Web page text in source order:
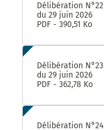
Délibération
du 29 juin 2026
PDF - 390,51 Ko
Délibération
du 29 juin 2026
PDF - 362,78 Ko
Délibération